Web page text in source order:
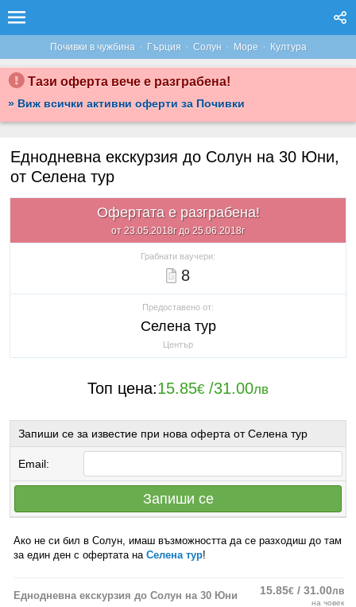
Почивки в чужбина · Гърция · Солун · Море · Култура
Тази оферта вече е разграбена!
» Виж всички активни оферти за Почивки
Еднодневна екскурзия до Солун на 30 Юни,
от Селена тур
Офертата е разграбена!
от 23.05.2018г до 25.06.2018г
Грабнати ваучери:
8
Предоставено от:
Селена тур
Център
Топ цена:15.85€ /31.00лв
Запиши се за известие при нова оферта от Селена тур
Email:
Запиши се
Ако не си бил в Солун, имаш възможността да се разходиш до там
за един ден с офертата на Селена тур!
Еднодневна екскурзия до Солун на 30 Юни 15.85€ / 31.00лв
на човек